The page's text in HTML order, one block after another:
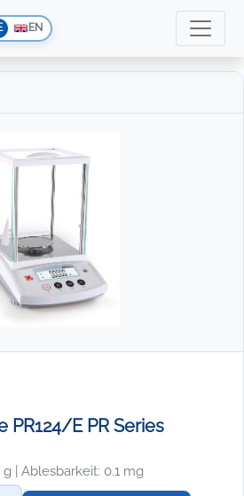
EN
PR124/E PR Series
| Ablesbarkeit: 0.1 mg